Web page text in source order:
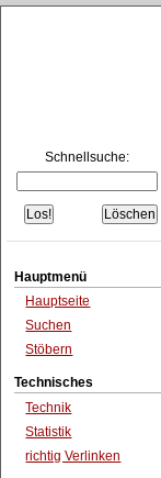
Schnellsuche:
Hauptmenü
Hauptseite
Suchen
Stöbern
Technisches
Technik
Statistik
richtig Verlinken